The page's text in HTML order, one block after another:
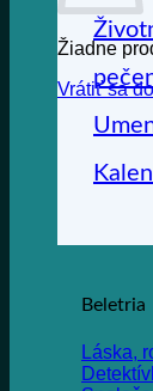
Žiadne
Vrátiť sa
Beletria
Láska,